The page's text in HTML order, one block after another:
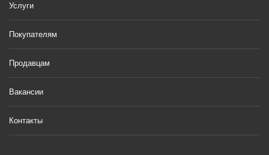
Услуги
Покупателям
Продавцам
Вакансии
Контакты